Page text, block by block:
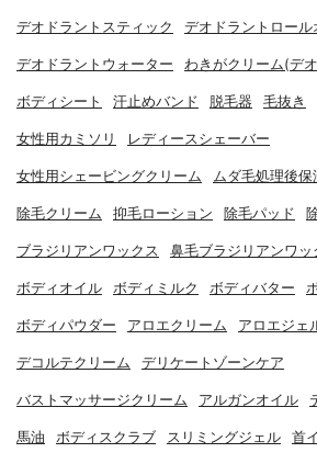
デオドラントスティック デオドラントロール
デオドラントウォーター わきがクリーム(デ
ボディシート 汗止めバンド 脱毛器 毛抜き
女性用カミソリ レディースシェーバー
女性用シェービングクリーム ムダ毛処理後保
除毛クリーム 抑毛ローション 除毛パッド
ブラジリアンワックス 鼻毛ブラジリアンワッ
ボディオイル ボディミルク ボディバター
ボディパウダー アロエクリーム アロエジェ
デコルテクリーム デリケートゾーンケア
バストマッサージクリーム アルガンオイル
馬油 ボディスクラブ スリミングジェル 首